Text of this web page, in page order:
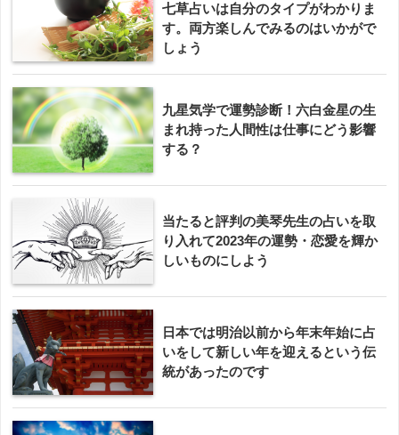
七草占いは自分のタイプがわかりま
す。両方楽しんでみるのはいかがで
しょう
九星気学で運勢診断！六白金星の生
まれ持った人間性は仕事にどう影響
する？
当たると評判の美琴先生の占いを取
り入れて2023年の運勢・恋愛を輝か
しいものにしよう
日本では明治以前から年末年始に占
いをして新しい年を迎えるという伝
統があったのです